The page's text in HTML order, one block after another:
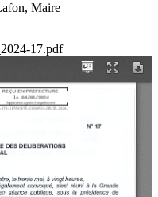
Maire
17.pdf